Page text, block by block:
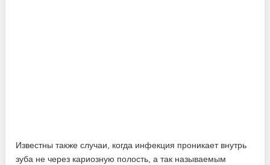
Известны также случаи, когда инфекция проникает внутрь
зуба не через кариозную полость, а так называемым